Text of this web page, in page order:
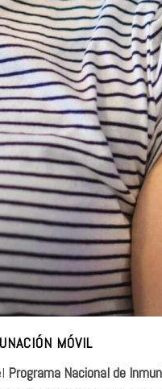
MÓVIL
Programa Nacional de